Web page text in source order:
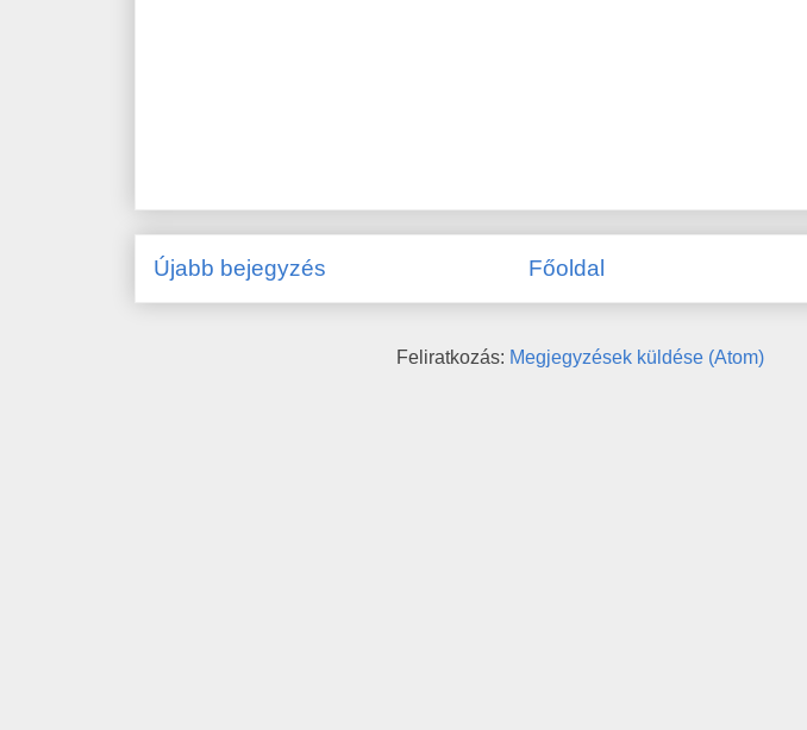
Újabb bejegyzés Főoldal
Feliratkozás: Megjegyzések küldése (Atom)